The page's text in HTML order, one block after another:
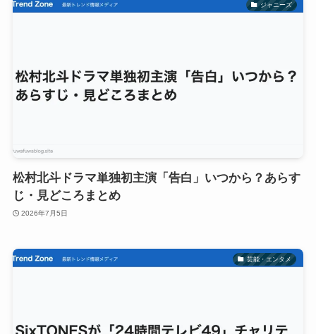
ジャニーズ
松村北斗ドラマ単独初主演「告白」いつから？あらす
じ・見どころまとめ
2026年7月5日
芸能・エンタメ